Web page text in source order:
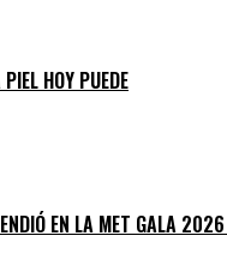
HOY PUEDE
EN LA MET GALA